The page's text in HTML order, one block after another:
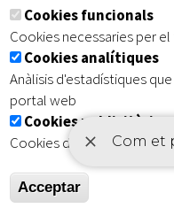
Subscriu-te al
Inici | Avís legal |
| Accessibilitat
Cookies funcionals
Cookies necessaries per
Cookies analítiques
Anàlisis d'estadístiques
portal web
Cookies publicitàries
Cookies de tercers amb
Acceptar